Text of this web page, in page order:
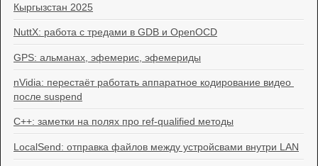
Кыргызстан 2025
NuttX: работа с тредами в GDB и OpenOCD
GPS: альманах, эфемерис, эфемериды
nVidia: перестаёт работать аппаратное кодирование видео
после suspend
C++: заметки на полях про ref-qualified методы
LocalSend: отправка файлов между устройсвами внутри LAN